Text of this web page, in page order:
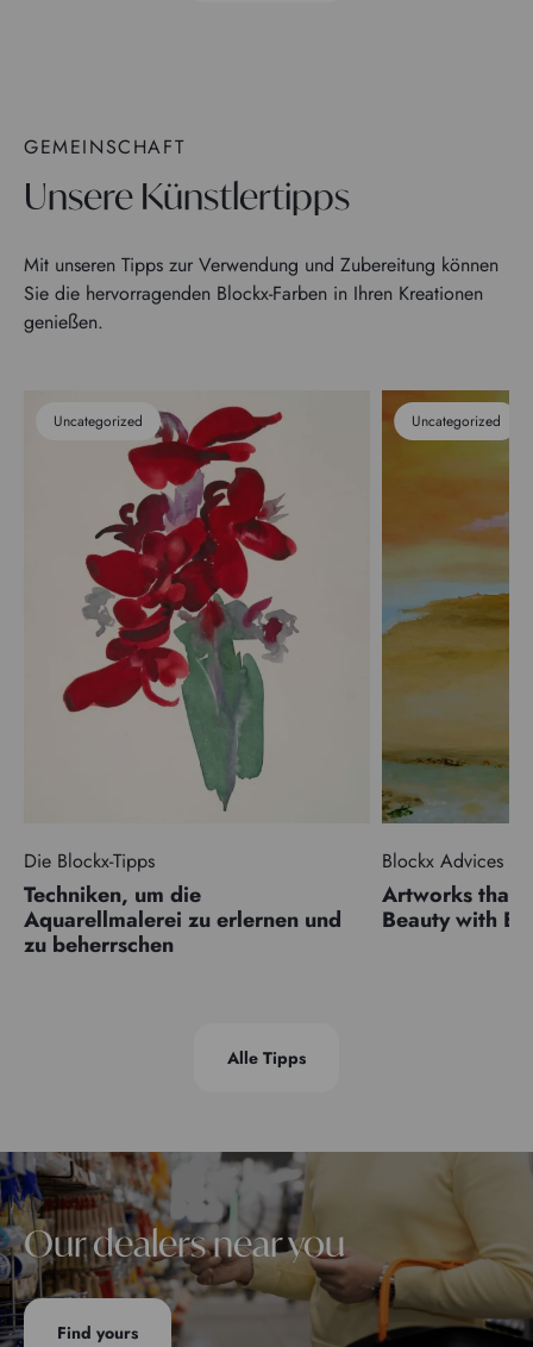
GEMEINSCHAFT
Unsere Künstlertipps
Mit unseren Tipps zur Verwendung und Zubereitung können
Sie die hervorragenden Blockx-Farben in Ihren Kreationen
genießen.
Uncategorized
Die Blockx-Tipps
Techniken, um die
Aquarellmalerei zu erlernen und
zu beherrschen
Uncategorized
Blockx Advices
Artworks that
Beauty with
Alle Tipps
Our dealers near you
Find yours